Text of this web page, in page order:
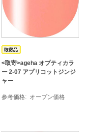
<取寄>ageha オプティカラ
ー 2-07 アプリコットジンジ
ャー
参考価格 オープン価格